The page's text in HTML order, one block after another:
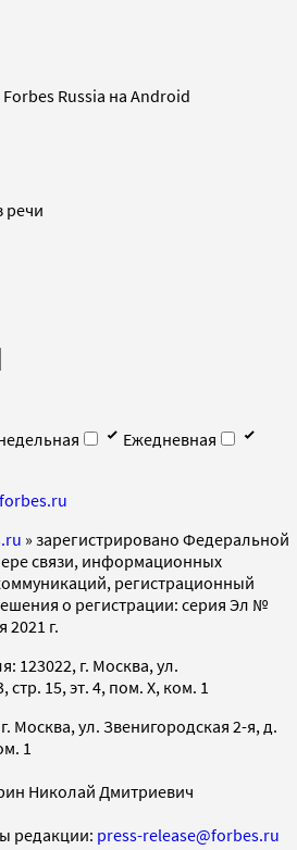
Russia на Android
речи
Ежедневная
forbes.ru
» зарегистрировано Федеральной
связи, информационных
регистрационный
о регистрации: серия Эл №
2021 г.
123022, г. Москва, ул.
15, эт. 4, пом. X, ком. 1
Москва, ул. Звенигородская 2-я, д.
1
Николай Дмитриевич
редакции: press-release@forbes.ru